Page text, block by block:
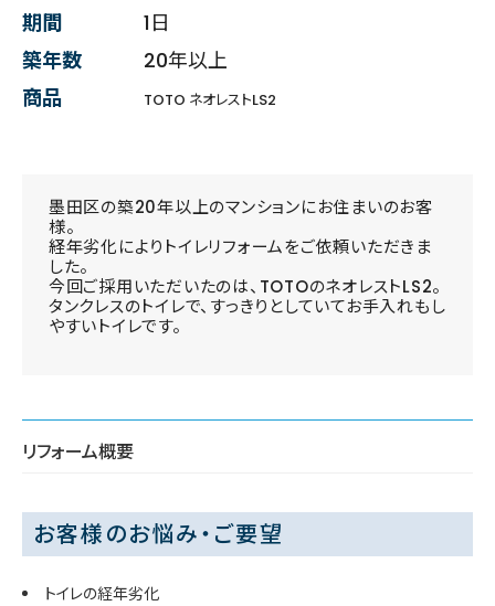
期間
1日
築年数
20年以上
商品
TOTO ネオレストLS2
墨田区の築20年以上のマンションにお住まいのお客
様。
経年劣化によりトイレリフォームをご依頼いただきま
した。
今回ご採用いただいたのは、TOTOのネオレストLS2。
タンクレスのトイレで、すっきりとしていてお手入れもし
やすいトイレです。
リフォーム概要
お客様のお悩み・ご要望
トイレの経年劣化